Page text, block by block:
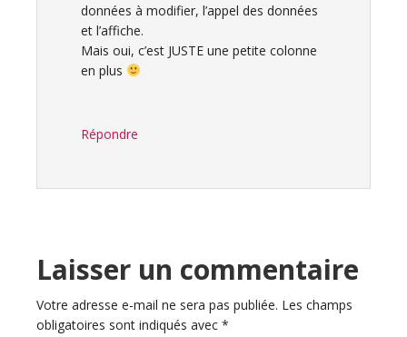
données à modifier, l’appel des données
et l’affiche.
Mais oui, c’est JUSTE une petite colonne
en plus
Répondre
Laisser un commentaire
Votre adresse e-mail ne sera pas publiée. Les champs
obligatoires sont indiqués avec *